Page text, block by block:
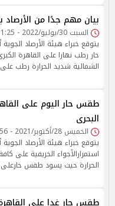
بيان مهم جدًا من
السبت 30/يوليو/2022 - 11:25 م
يتوقع خبراء هيئة الأرصاد
حار رطب نهارا على القاهرة
الشمالية شديد الحرارة رطب
طقس حار اليوم على
البحرى
الخميس 28/أكتوبر/2021 - 09:56 ص
يتوقع خبراء هيئة الأرصاد
استمرارالأجواء الخريفية على
الحرارة حيث يسود طقس حارعلى
طقس حار غدا على